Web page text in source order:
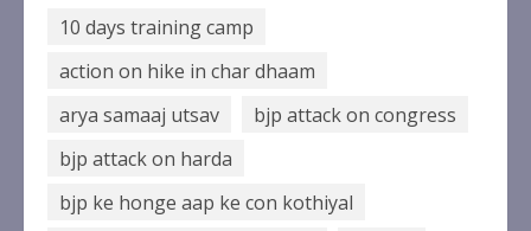
1
2
मुख्यमंत्री ने पेंशन लाभार्थियों को कुल ₹ 146
करोड़ 32 लाख की पेंशन राशि का किया
August 8, 2026
10 days training camp
action on hike in char dhaam
arya samaaj utsav
bjp attack on congress
bjp attack on harda
bjp ke honge aap ke con kothiyal